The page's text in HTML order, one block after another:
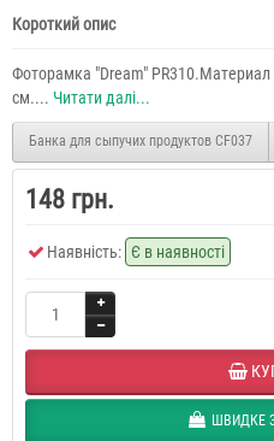
Короткий опис
Фоторамка "Dream"
см.... Читати далі...
Банка для сыпучих продуктов CF037
148 грн.
Наявність: Є в наявності
ШВИДКЕ